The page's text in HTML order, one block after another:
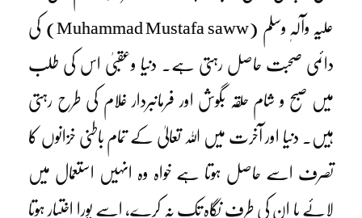
علیہ وآلہٖ وسلم (Muhammad Mustafa saww) کی
دائمی صحبت حاصل رہتی ہے۔ دنیا وعقبیٰ اس کی طلب
میں صبح و شام حلقہ بگوش اور فرمانبردار غلام کی طرح رہتی
ہیں۔ دنیا اور آخرت میں اللہ تعالیٰ کے تمام باطنی خزانوں کا
تصرف اسے حاصل ہوتا ہے خواہ وہ انہیں استعمال میں
لائے یا ان کی طرف نگاہ تک نہ کرے، اسے پورا اختیار ہوتا